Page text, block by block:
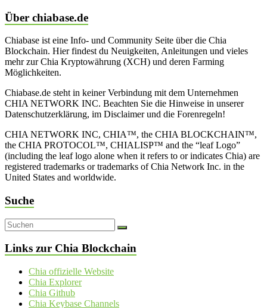
Über chiabase.de
Chiabase ist eine Info- und Community Seite über die Chia
Blockchain. Hier findest du Neuigkeiten, Anleitungen und vieles
mehr zur Chia Kryptowährung (XCH) und deren Farming
Möglichkeiten.
Chiabase.de steht in keiner Verbindung mit dem Unternehmen
CHIA NETWORK INC. Beachten Sie die Hinweise in unserer
Datenschutzerklärung, im Disclaimer und die Forenregeln!
CHIA NETWORK INC, CHIA™, the CHIA BLOCKCHAIN™,
the CHIA PROTOCOL™, CHIALISP™ and the “leaf Logo”
(including the leaf logo alone when it refers to or indicates Chia) are
registered trademarks or trademarks of Chia Network Inc. in the
United States and worldwide.
Suche
Links zur Chia Blockchain
Chia offizielle Website
Chia Explorer
Chia Github
Chia Keybase Channels